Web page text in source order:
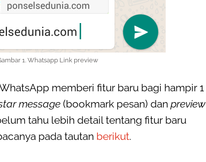
1. Whatsapp Link preview
memberi fitur baru bagi hampir 1
message (bookmark pesan) dan preview
tahu lebih detail tentang fitur baru
pada tautan berikut.